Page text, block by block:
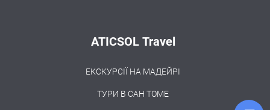
ATICSOL Travel
ЕКСКУРСІЇ НА МАДЕЙРІ
ТУРИ В САН ТОМЕ